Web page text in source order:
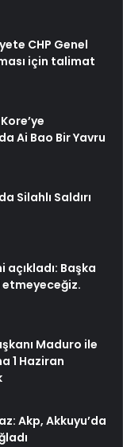
CHP Genel
için talimat
Ai Bao Bir Yavru
Silahlı Saldırı
açıkladı: Başka
Maduro ile
1 Haziran
Akp, Akkuyu’da